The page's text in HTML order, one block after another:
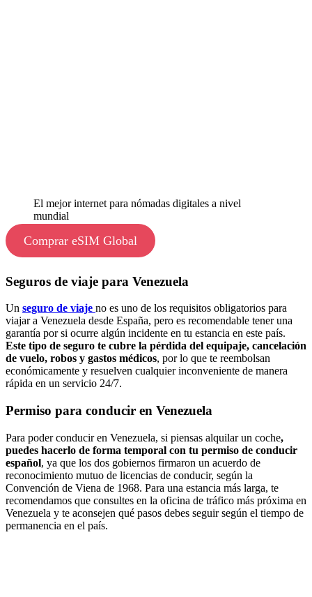
El mejor internet para nómadas digitales a nivel
mundial
Comprar eSIM Global
Seguros de viaje para Venezuela
Un seguro de viaje no es uno de los requisitos obligatorios para
viajar a Venezuela desde España, pero es recomendable tener una
garantía por si ocurre algún incidente en tu estancia en este país.
Este tipo de seguro te cubre la pérdida del equipaje, cancelación
de vuelo, robos y gastos médicos, por lo que te reembolsan
económicamente y resuelven cualquier inconveniente de manera
rápida en un servicio 24/7.
Permiso para conducir en Venezuela
Para poder conducir en Venezuela, si piensas alquilar un coche,
puedes hacerlo de forma temporal con tu permiso de conducir
español, ya que los dos gobiernos firmaron un acuerdo de
reconocimiento mutuo de licencias de conducir, según la
Convención de Viena de 1968. Para una estancia más larga, te
recomendamos que consultes en la oficina de tráfico más próxima en
Venezuela y te aconsejen qué pasos debes seguir según el tiempo de
permanencia en el país.